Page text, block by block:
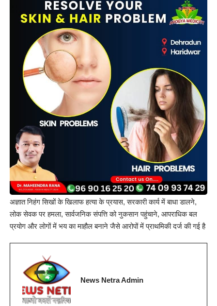
अज्ञात निहंग सिखों के खिलाफ हत्या के प्रयास, सरकारी कार्य में बाधा डालने,
लोक सेवक पर हमला, सार्वजनिक संपत्ति को नुकसान पहुंचाने, आपराधिक बल
प्रयोग और लोगों में भय का माहौल बनाने जैसे आरोपों में प्राथमिकी दर्ज की गई है
News Netra Admin